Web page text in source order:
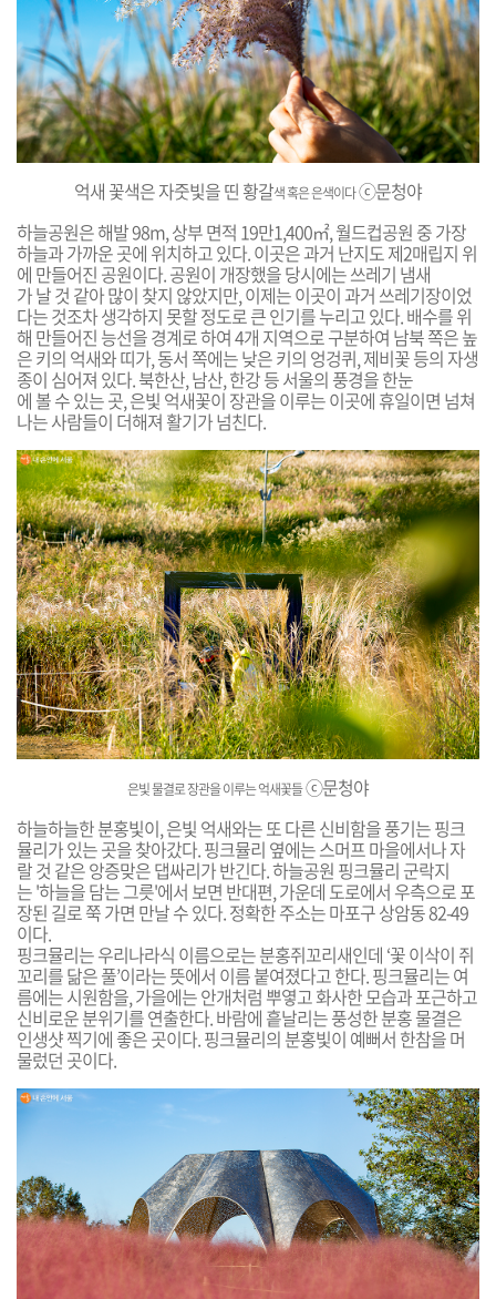
억새 꽃색은 자줏빛을 띤 황갈색 혹은 은색이다ⓒ문청야
하늘공원은 해발 98m, 상부 면적 19만1,400㎡, 월드컵공원 중 가장
하늘과 가까운 곳에 위치하고 있다. 이곳은 과거 난지도 제2매립지 위
에 만들어진 공원이다. 공원이 개장했을 당시에는 쓰레기 냄새
가 날 것 같아 많이 찾지 않았지만, 이제는 이곳이 과거 쓰레기장이었
다는 것조차 생각하지 못할 정도로 큰 인기를 누리고 있다. 배수를 위
해 만들어진 능선을 경계로 하여 4개 지역으로 구분하여 남북 쪽은 높
은 키의 억새와 띠가, 동서 쪽에는 낮은 키의 엉겅퀴, 제비꽃 등의 자생
종이 심어져 있다. 북한산, 남산, 한강 등 서울의 풍경을 한눈
에 볼 수 있는 곳, 은빛 억새꽃이 장관을 이루는 이곳에 휴일이면 넘쳐
나는 사람들이 더해져 활기가 넘친다.
은빛 물결로 장관을 이루는 억새꽃들ⓒ문청야
하늘하늘한 분홍빛이,은빛 억새와는또다른신비함을풍기는핑크
뮬리가 있는곳을찾아갔다.핑크뮬리 옆에는스머프마을에서나자
랄것 같은앙증맞은댑싸리가반긴다.하늘공원 핑크뮬리 군락지
는'하늘을담는그릇'에서 보면 반대편,가운데 도로에서 우측으로포
장된 길로쭉가면 만날수있다.정확한주소는마포구상암동82-49
이다.
핑크뮬리는우리나라식 이름으로는분홍쥐꼬리새인데 ‘꽃이삭이 쥐
꼬리를닮은풀’이라는뜻에서 이름붙여졌다고한다.핑크뮬리는여
름에는시원함을,가을에는안개처럼 뿌옇고화사한모습과포근하고
신비로운분위기를연출한다.바람에 흩날리는풍성한분홍물결은
인생샷찍기에 좋은곳이다.핑크뮬리의 분홍빛이 예뻐서 한참을머
물렀던 곳이다.